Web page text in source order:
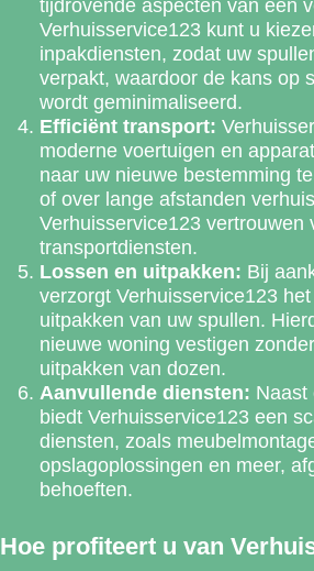
tijdrovende aspecten van een
Verhuisservice123 kunt u
inpakdiensten, zodat uw
verpakt, waardoor de kans op
wordt geminimaliseerd.
Efficiënt transport:
moderne voertuigen en
naar uw nieuwe bestemming
of over lange afstanden
Verhuisservice123 vertrouwen
transportdiensten.
Lossen en uitpakken: Bij
verzorgt Verhuisservice123
uitpakken van uw spullen.
nieuwe woning vestigen
uitpakken van dozen.
Aanvullende diensten: Naast
biedt Verhuisservice123 een
diensten, zoals
opslagoplossingen en meer,
behoeften.
Hoe profiteert u van